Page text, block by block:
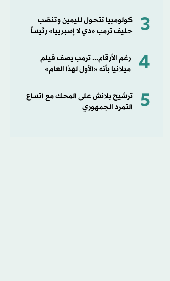
3
كولومبيا تتحول لليمين وتنصّب
حليف ترمب «دي لا إسبرييا» رئيساً
4
رغم الأرقام... ترمب يصف فيلم
ميلانيا بأنه «الأول لهذا العام»
5
ترشيح بلانش على المحك مع اتساع
التمرد الجمهوري